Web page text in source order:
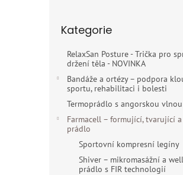
kategorie
Kategorie
RelaxSan Posture - Trička pro
držení těla - NOVINKA
Bandáže a ortézy – podpora
sportu, rehabilitaci i bolesti
Termoprádlo s angorskou vlnou
Farmacell – formující, tvarující
prádlo
Sportovní kompresní legíny
Shiver – mikromasážní a
prádlo s FIR technologií